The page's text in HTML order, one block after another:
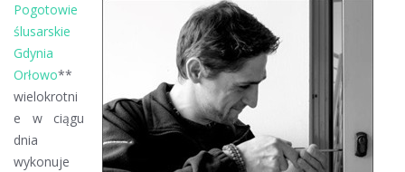
Pogotowie
ślusarskie
Gdynia
Orłowo**
wielokrotni
e w ciągu
dnia
wykonuje